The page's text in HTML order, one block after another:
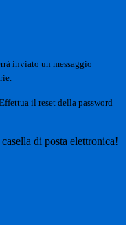
inviato un messaggio
il reset della password
di posta elettronica!